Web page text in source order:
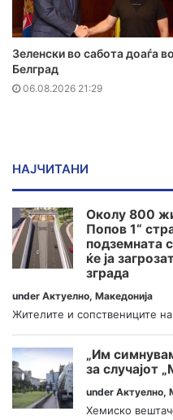
Зеленски во сабота доаѓа во
Белград
06.08.2026 21:29
НАЈЧИТАНИ
Околу 800
Попов 1“
подземната
ќе ја
зграда
under Актуелно, Македонија
Жителите и сопствениците
„Им
за случајот
under Актуелно,
Хемиско